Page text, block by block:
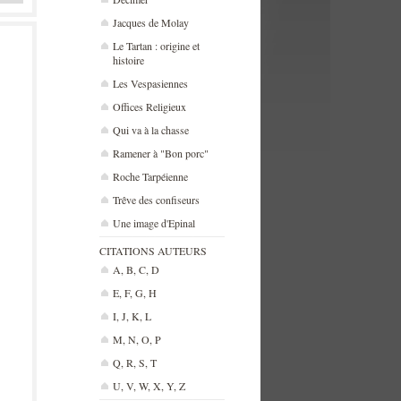
Jacques de Molay
Le Tartan : origine et
histoire
Les Vespasiennes
Offices Religieux
Qui va à la chasse
Ramener à "Bon porc"
Roche Tarpéienne
Trêve des confiseurs
Une image d'Epinal
CITATIONS AUTEURS
A, B, C, D
E, F, G, H
I, J, K, L
M, N, O, P
Q, R, S, T
U, V, W, X, Y, Z